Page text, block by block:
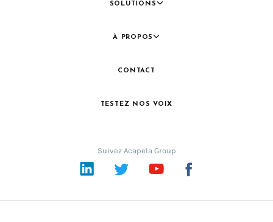
SOLUTIONS
À PROPOS
CONTACT
TESTEZ NOS VOIX
Suivez Acapela Group
LinkedInTwitterYouTube